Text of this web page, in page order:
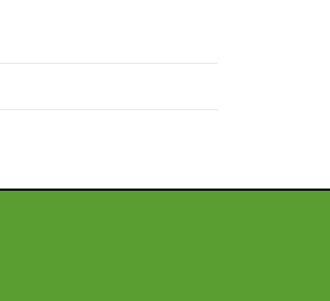
und dem Bewusstsein ihn